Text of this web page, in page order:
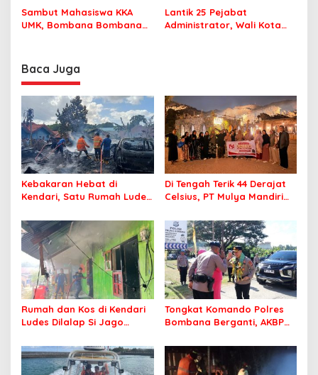
Perlu Lagi ke Kendari
Sekolah dengan Aman
Sambut Mahasiswa KKA
UMK, Bombana Bombana
Lantik 25 Pejabat
Administrator, Wali Kota
Baca Juga
Kebakaran Hebat di
Kendari, Satu Rumah Ludes
Di Tengah Terik 44 Derajat
Celsius, PT Mulya Mandiri
Jamaah Tetap Sehat dan
Nyaman Beribadah
Rumah dan Kos di Kendari
Ludes Dilalap Si Jago
Tongkat Komando Polres
Bombana Berganti, AKBP
Kepolisian Bombana